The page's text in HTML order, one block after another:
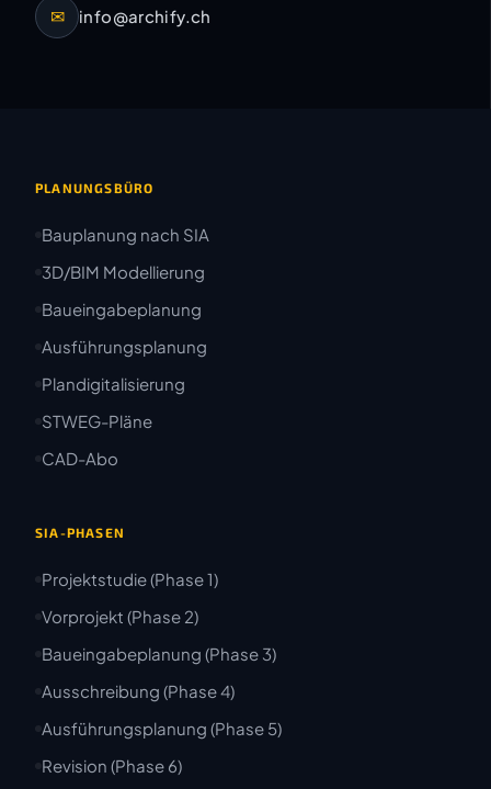
✉ info@archify.ch
PLANUNGSBÜRO
Bauplanung nach SIA
3D/BIM Modellierung
Baueingabeplanung
Ausführungsplanung
Plandigitalisierung
STWEG-Pläne
CAD-Abo
SIA-PHASEN
Projektstudie (Phase 1)
Vorprojekt (Phase 2)
Baueingabeplanung (Phase 3)
Ausschreibung (Phase 4)
Ausführungsplanung (Phase 5)
Revision (Phase 6)